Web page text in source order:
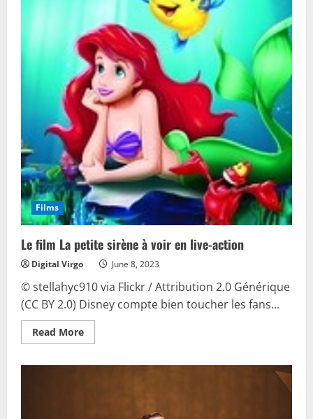
le
film
au
box-
office
du
cinéma
Films
Le film La petite sirène à voir en live-action
Digital Virgo June 8, 2023
© stellahyc910 via Flickr / Attribution 2.0 Générique
(CC BY 2.0) Disney compte bien toucher les fans...
Read MoreRead
more